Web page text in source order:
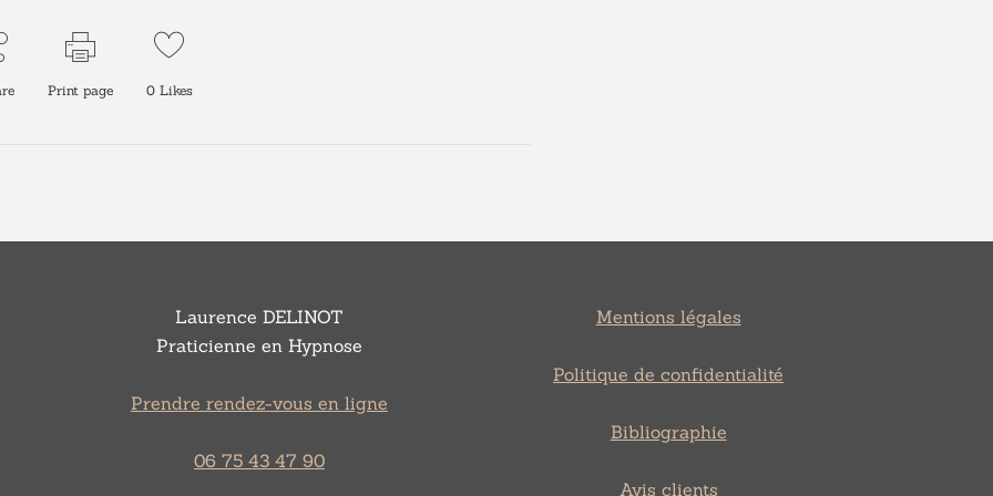
Print page 0Likes
Laurence DELINOT
Praticienne en Hypnose
Prendre rendez-vous en ligne
06 75 43 47 90
Mentions légales
Politique de confidentialité
Bibliographie
Avis clients